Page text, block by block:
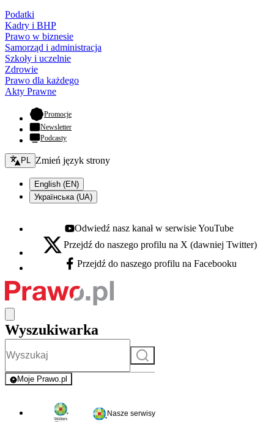
Podatki
Kadry i BHP
Prawo w biznesie
Samorząd i administracja
Szkoły i uczelnie
Zdrowie
Prawo dla każdego
Akty Prawne
Promocje- otwiera się w nowej karcie
Newsletter
Podcasty
Zmień język - bieżący:
PL Zmień język strony
English (EN)
Українська (UA)
Youtube - otwiera się w nowej karcie
Odwiedź nasz kanał w serwisie YouTube
X - otwiera się w nowej karcie
Przejdź do naszego profilu na X (dawniej Twitter)
Facebook - otwiera się w nowej karcie
Przejdź do naszego profilu na Facebooku
Wyszukiwarka
Szukaj
Moje Prawo.pl
- rejestracja i logowanie do serwisu
Nasze serwisy